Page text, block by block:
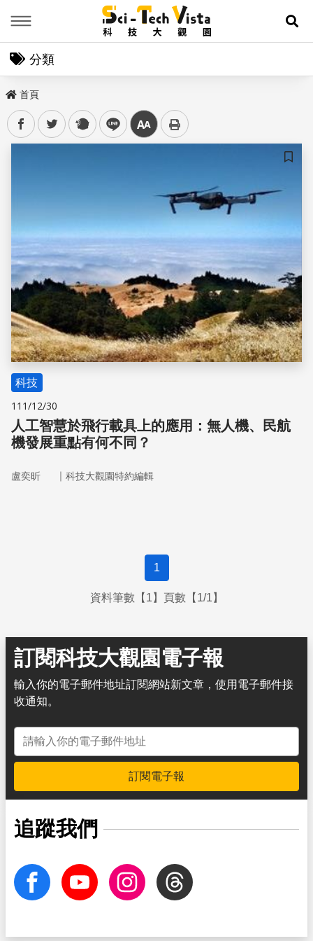
展
分類
首頁
facebooktwitter plurk line 中
儲存
科技
111/12/30
人工智慧於飛行載具上的應用：無人機、民航
機發展重點有何不同？
盧奕昕 ｜ 科技大觀園特約編輯
1
資料筆數【1】頁數【1/1】
訂閱科技大觀園電子報
輸入你的電子郵件地址訂閱網站新文章，使用電子郵件接
收通知。
電子郵件地址
訂閱電子報
追蹤我們
facebook Youtube InstagramThreads